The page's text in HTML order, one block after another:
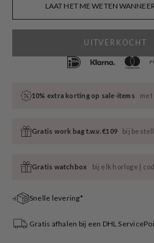
LAAT HET ME WETEN
UITVERKOCHT
10% extra korting op sale-items
Gratis work bag t.w.v. €109 bij
Gratis watchbox bij elk horloge |
Snelle levering*
Gratis afhalen bij een DHL